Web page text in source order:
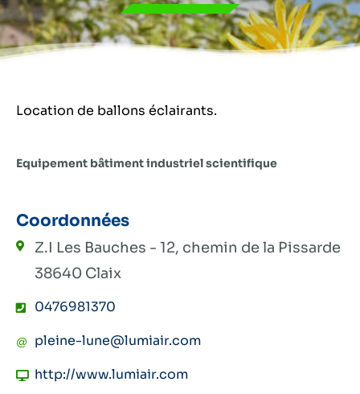
Location de ballons éclairants.
Equipement bâtiment industriel scientifique
Coordonnées
Z.I Les Bauches - 12, chemin de la Pissarde
38640 Claix
0476981370
pleine-lune@lumiair.com
http://www.lumiair.com